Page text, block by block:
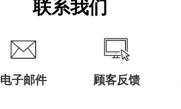
联系我们
电子邮件 顾客反馈